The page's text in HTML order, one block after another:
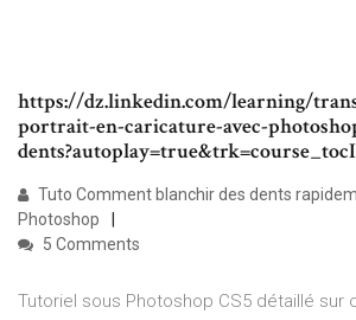
https://dz.linkedin.com/learning/
portrait-en-caricature-avec-
Tuto Comment blanchir des dents
Photoshop
5 Comments
Tutoriel sous Photoshop CS5 détaillé sur